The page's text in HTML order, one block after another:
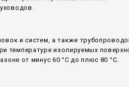
и систем, а также
изолируемых
от минус 60 °С до плюс 80 °С.